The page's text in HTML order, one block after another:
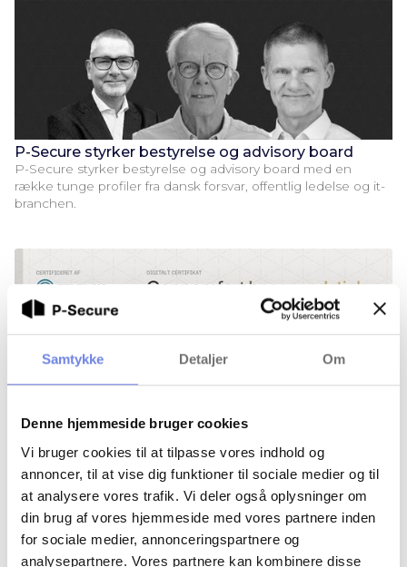
Samtykke Detaljer Om
Denne hjemmeside bruger cookies
Vi bruger cookies til at tilpasse vores indhold og
annoncer, til at vise dig funktioner til sociale medier og til
at analysere vores trafik. Vi deler også oplysninger om
din brug af vores hjemmeside med vores partnere inden
for sociale medier, annonceringspartnere og
analysepartnere. Vores partnere kan kombinere disse
P-Secure styrker bestyrelse og advisory board
P-Secure styrker bestyrelse og advisory board med en
række tunge profiler fra dansk forsvar, offentlig ledelse og it-
branchen.
Branchestandard for baggrundstjek skal lette
samarbejdet mellem virksomheder
Det bliver nu muligt at udstede digitale beviser via LinkedIn